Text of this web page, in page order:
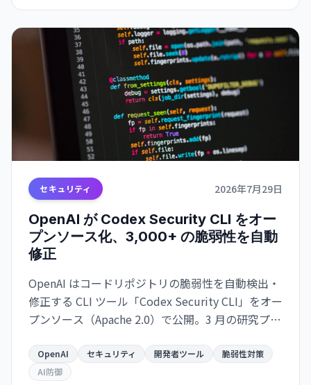
セキュリティ 2026年7月29日
OpenAI が Codex Security CLI をオー
プンソース化、3,000+ の脆弱性を自動
修正
OpenAI はコードリポジトリの脆弱性を自動検出・
修正する CLI ツール「Codex Security CLI」をオー
プンソース（Apache 2.0）で公開。3 月の研究プレ
支援した。Anthropic Claude Security との競争構
図で、AI 時代の防御ツール競争が加速。
OpenAI セキュリティ 開発者ツール
脆弱性対策
AI防御